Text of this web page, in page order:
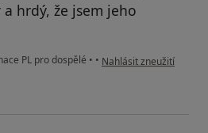
hrdý, že jsem jeho
PL pro dospělé • • podle názoru uživatele
Nahlásit zneužití